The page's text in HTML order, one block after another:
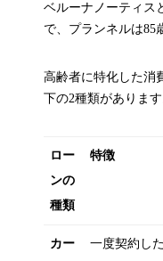
ベルーナノーティス
で、プランネルは85
高齢者に特化した消
下の2種類があります
ロー
ンの
種類
特徴
カー
一度契約し